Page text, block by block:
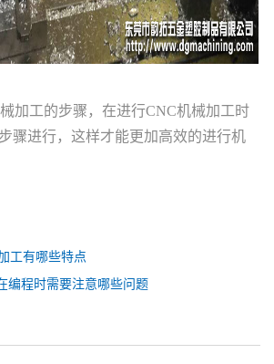
加工的步骤，在进行CNC机械加工时
骤进行，这样才能更加高效的进行机
工有哪些特点
编程时需要注意哪些问题